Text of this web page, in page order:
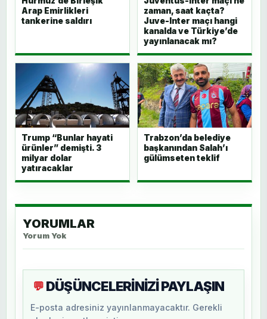
Arap Emirlikleri
tankerine saldırı
zaman, saat kaçta?
Juve-Inter maçı hangi
kanalda ve Türkiye’de
yayınlanacak mı?
Trump “Bunlar hayati
ürünler” demişti. 3
milyar dolar
yatıracaklar
Trabzon’da belediye
başkanından Salah’ı
gülümseten teklif
YORUMLAR
Yorum Yok
💬 DÜŞÜNCELERİNİZİ PAYLAŞIN
E-posta adresiniz yayınlanmayacaktır. Gerekli